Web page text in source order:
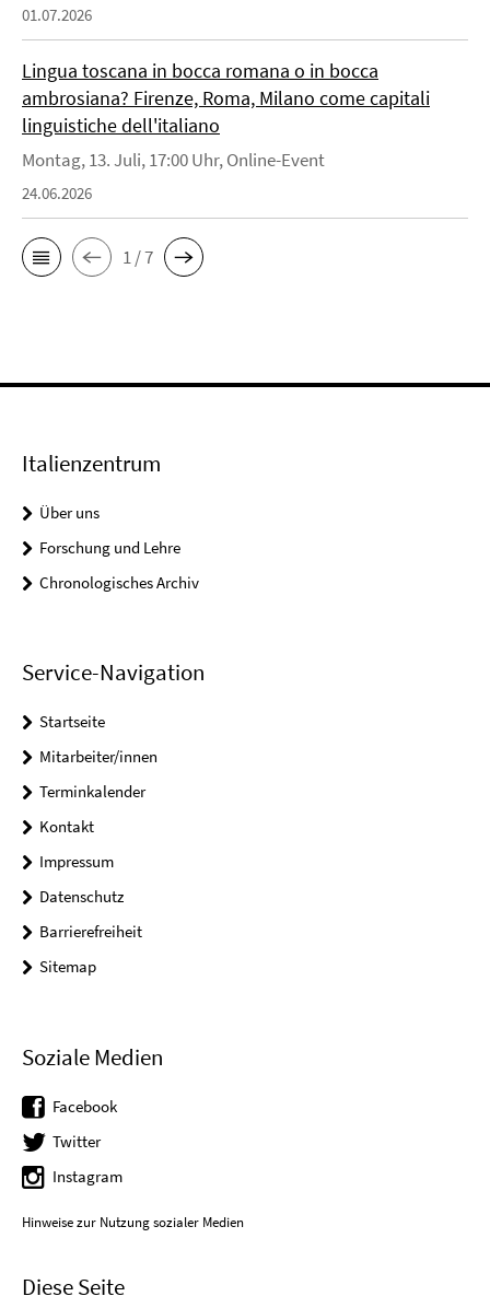
01.07.2026
Lingua toscana in bocca romana o in bocca
ambrosiana? Firenze, Roma, Milano come capitali
linguistiche dell'italiano
Montag, 13. Juli, 17:00 Uhr, Online-Event
24.06.2026
1 / 7
Italienzentrum
Über uns
Forschung und Lehre
Chronologisches Archiv
Service-Navigation
Startseite
Mitarbeiter/innen
Terminkalender
Kontakt
Impressum
Datenschutz
Barrierefreiheit
Sitemap
Soziale Medien
Facebook
Twitter
Instagram
Hinweise zur Nutzung sozialer Medien
Diese Seite